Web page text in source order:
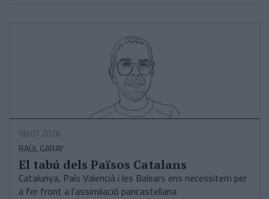
08.07.2026
RAÜL GARAY
El tabú dels Països Catalans
Catalunya, País Valencià i les Balears ens necessitem per
a fer front a l'assimilació pancastellana